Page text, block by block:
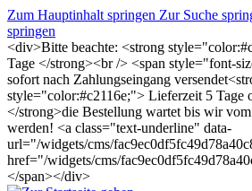
Zum Hauptinhalt springen Zur Suche
springen
<div>Bitte beachte: <strong
Tage </strong><br /> <span style="font-
sofort nach Zahlungseingang
style="color:#c2116e;"> Lieferzeit 5 Tage
</strong>die Bestellung wartet bis wir
werden! <a class="text-underline" data-
url="/widgets/cms/
href="/widgets/cms/
</span></div>